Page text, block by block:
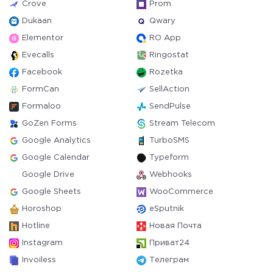
Crove Prom
Dukaan Qwary
Elementor RO App
Evecalls Ringostat
Facebook Rozetka
FormCan SellAction
Formaloo SendPulse
GoZen Forms Stream Telecom
Google Analytics TurboSMS
Google Calendar Typeform
Google Drive Webhooks
Google Sheets WooCommerce
Horoshop eSputnik
Hotline Новая Почта
Instagram Приват24
Invoiless Телеграм